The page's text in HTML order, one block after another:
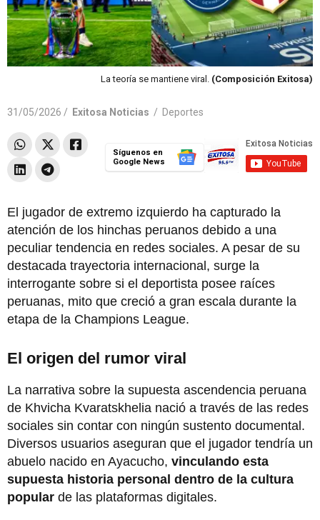
La teoría se mantiene viral. (Composición Exitosa)
31/05/2026 / Exitosa Noticias / Deportes
Síguenos en
Google News
El jugador de extremo izquierdo ha capturado la
atención de los hinchas peruanos debido a una
peculiar tendencia en redes sociales. A pesar de su
destacada trayectoria internacional, surge la
interrogante sobre si el deportista posee raíces
peruanas, mito que creció a gran escala durante la
etapa de la Champions League.
El origen del rumor viral
La narrativa sobre la supuesta ascendencia peruana
de Khvicha Kvaratskhelia nació a través de las redes
sociales sin contar con ningún sustento documental.
Diversos usuarios aseguran que el jugador tendría un
abuelo nacido en Ayacucho, vinculando esta
supuesta historia personal dentro de la cultura
popular de las plataformas digitales.